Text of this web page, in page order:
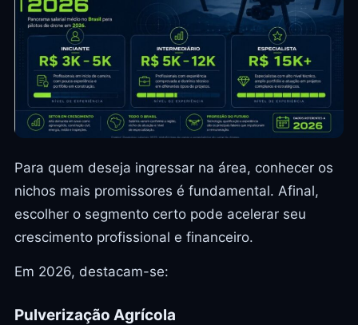
Para quem deseja ingressar na área, conhecer os
nichos mais promissores é fundamental. Afinal,
escolher o segmento certo pode acelerar seu
crescimento profissional e financeiro.
Em 2026, destacam-se:
Pulverização Agrícola